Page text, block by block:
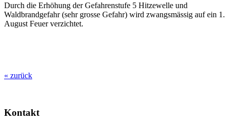
Durch die Erhöhung der Gefahrenstufe 5 Hitzewelle und
Waldbrandgefahr (sehr grosse Gefahr) wird zwangsmässig auf ein 1.
August Feuer verzichtet.
« zurück
Kontakt